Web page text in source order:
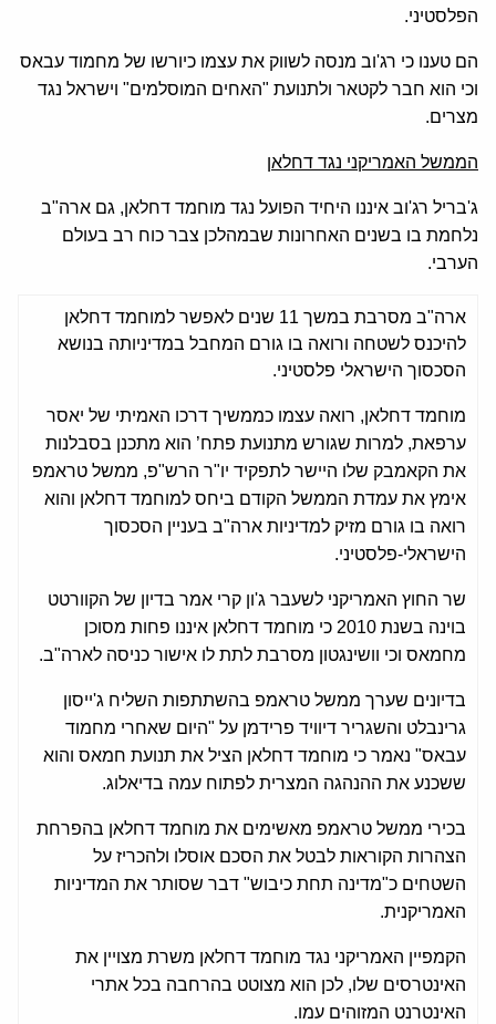
הפלסטיני.
הם טענו כי רג'וב מנסה לשווק את עצמו כיורשו של מחמוד עבאס
וכי הוא חבר לקטאר ולתנועת "האחים המוסלמים" וישראל נגד
מצרים.
הממשל האמריקני נגד דחלאן
ג'בריל רג'וב איננו היחיד הפועל נגד מוחמד דחלאן, גם ארה"ב
נלחמת בו בשנים האחרונות שבמהלכן צבר כוח רב בעולם
הערבי.
ארה"ב מסרבת במשך 11 שנים לאפשר למוחמד דחלאן
להיכנס לשטחה ורואה בו גורם המחבל במדיניותה בנושא
הסכסוך הישראלי פלסטיני.
מוחמד דחלאן, רואה עצמו כממשיך דרכו האמיתי של יאסר
ערפאת, למרות שגורש מתנועת פתח’ הוא מתכנן בסבלנות
את הקאמבק שלו היישר לתפקיד יו"ר הרש"פ, ממשל טראמפ
אימץ את עמדת הממשל הקודם ביחס למוחמד דחלאן והוא
רואה בו גורם מזיק למדיניות ארה"ב בעניין הסכסוך
הישראלי-פלסטיני.
שר החוץ האמריקני לשעבר ג'ון קרי אמר בדיון של הקוורטט
בוינה בשנת 2010 כי מוחמד דחלאן איננו פחות מסוכן
מחמאס וכי וושינגטון מסרבת לתת לו אישור כניסה לארה"ב.
בדיונים שערך ממשל טראמפ בהשתתפות השליח ג'ייסון
גרינבלט והשגריר דיוויד פרידמן על "היום שאחרי מחמוד
עבאס" נאמר כי מוחמד דחלאן הציל את תנועת חמאס והוא
ששכנע את ההנהגה המצרית לפתוח עמה בדיאלוג.
בכירי ממשל טראמפ מאשימים את מוחמד דחלאן בהפרחת
הצהרות הקוראות לבטל את הסכם אוסלו ולהכריז על
השטחים כ"מדינה תחת כיבוש" דבר שסותר את המדיניות
האמריקנית.
הקמפיין האמריקני נגד מוחמד דחלאן משרת מצויין את
האינטרסים שלו, לכן הוא מצוטט בהרחבה בכל אתרי
האינטרנט המזוהים עמו.